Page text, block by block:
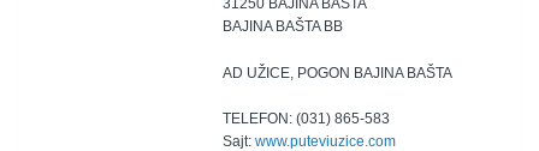
31250 BAJINA BAŠTA
BAJINA BAŠTA BB
AD UŽICE, POGON BAJINA BAŠTA
TELEFON: (031) 865-583
Sajt: www.puteviuzice.com